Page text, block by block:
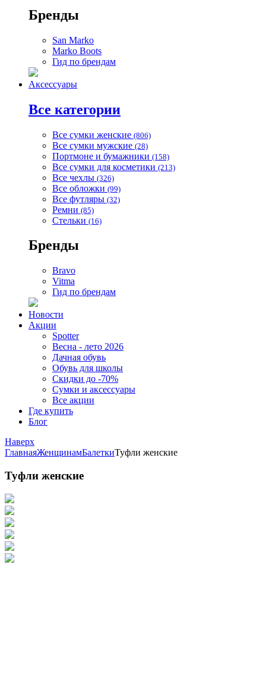
Бренды
San Marko
Marko Boots
Гид по брендам
Аксессуары
Все категории
Все сумки женские (806)
Все сумки мужские (28)
Портмоне и бумажники (158)
Все сумки для косметики (213)
Все чехлы (326)
Все обложки (99)
Все футляры (32)
Ремни (85)
Стельки (16)
Бренды
Bravo
Vitma
Гид по брендам
Новости
Акции
Spotter
Весна - лето 2026
Дачная обувь
Обувь для школы
Скидки до -70%
Сумки и аксессуары
Все акции
Где купить
Блог
Наверх
ГлавнаяЖенщинамБалеткиТуфли женские
Туфли женские